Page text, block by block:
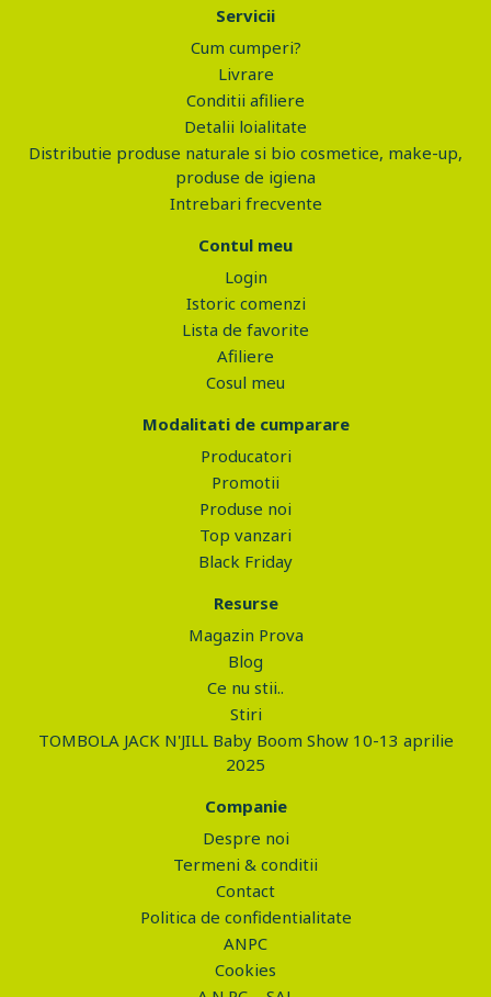
Servicii
Cum cumperi?
Livrare
Conditii afiliere
Detalii loialitate
Distributie produse naturale si bio cosmetice, make-up,
produse de igiena
Intrebari frecvente
Contul meu
Login
Istoric comenzi
Lista de favorite
Afiliere
Cosul meu
Modalitati de cumparare
Producatori
Promotii
Produse noi
Top vanzari
Black Friday
Resurse
Magazin Prova
Blog
Ce nu stii..
Stiri
TOMBOLA JACK N'JILL Baby Boom Show 10-13 aprilie
2025
Companie
Despre noi
Termeni & conditii
Contact
Politica de confidentialitate
ANPC
Cookies